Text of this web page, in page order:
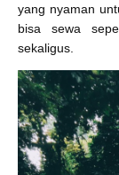
yang nyaman
bisa sewa
sekaligus.